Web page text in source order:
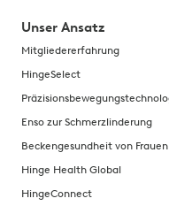
Unser Ansatz
Mitgliedererfahrung
HingeSelect
Enso zur Schmerzlinderung
Beckengesundheit von Frauen
Hinge Health Global
HingeConnect